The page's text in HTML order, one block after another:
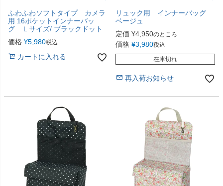
ふわふわソフトタイプ カメラ
用 16ポケットインナーバッ
グ Ｌサイズ/ ブラックドット
価格 ¥5,980税込
カートに入れる
リュック用 インナーバッグ
ベージュ
定価 ¥4,950のところ
価格 ¥3,980税込
在庫切れ
再入荷お知らせ